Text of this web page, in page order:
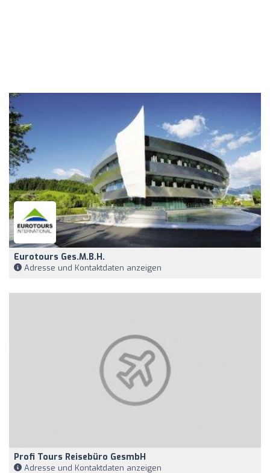
Eurotours Ges.m.b.H.
Adresse und Kontaktdaten anzeigen
Profi Tours Reisebüro GesmbH
Adresse und Kontaktdaten anzeigen